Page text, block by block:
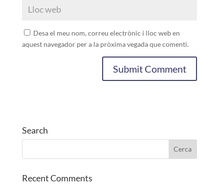
Desa el meu nom, correu electrònic i lloc web en
aquest navegador per a la pròxima vegada que comenti.
Search
Recent Comments